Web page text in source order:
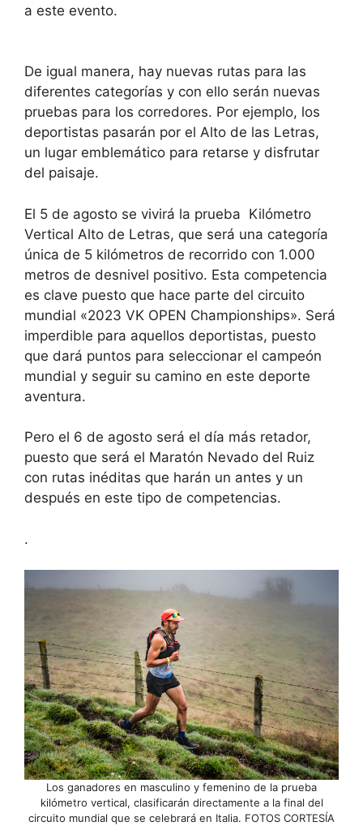
a este evento.
De igual manera, hay nuevas rutas para las
diferentes categorías y con ello serán nuevas
pruebas para los corredores. Por ejemplo, los
deportistas pasarán por el Alto de las Letras,
un lugar emblemático para retarse y disfrutar
del paisaje.
El 5 de agosto se vivirá la prueba Kilómetro
Vertical Alto de Letras, que será una categoría
única de 5 kilómetros de recorrido con 1.000
metros de desnivel positivo. Esta competencia
es clave puesto que hace parte del circuito
mundial «2023 VK OPEN Championships». Será
imperdible para aquellos deportistas, puesto
que dará puntos para seleccionar el campeón
mundial y seguir su camino en este deporte
aventura.
Pero el 6 de agosto será el día más retador,
puesto que será el Maratón Nevado del Ruiz
con rutas inéditas que harán un antes y un
después en este tipo de competencias.
.
Los ganadores en masculino y femenino de la prueba
kilómetro vertical, clasificarán directamente a la final del
circuito mundial que se celebrará en Italia. FOTOS CORTESÍA